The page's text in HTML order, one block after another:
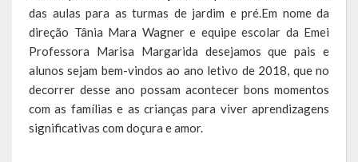
Galeria de Fotos
Publicações
Conselhos Municipais
Planos
das aulas para as turmas de jardim e pré.Em nome da
direção Tânia Mara Wagner e equipe escolar da Emei
Professora Marisa Margarida desejamos que pais e
alunos sejam bem-vindos ao ano letivo de 2018, que no
decorrer desse ano possam acontecer bons momentos
com as famílias e as crianças para viver aprendizagens
significativas com doçura e amor.